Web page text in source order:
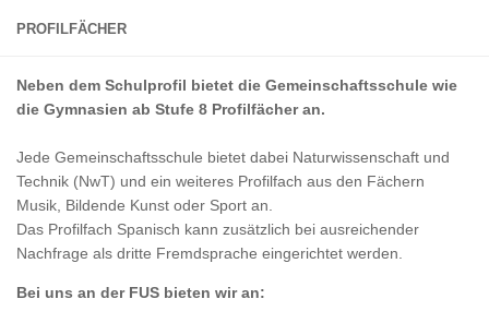
PROFILFÄCHER
Neben dem Schulprofil bietet die Gemeinschaftsschule wie
die Gymnasien ab Stufe 8 Profilfächer an.
Jede Gemeinschaftsschule bietet dabei Naturwissenschaft und
Technik (NwT) und ein weiteres Profilfach aus den Fächern
Musik, Bildende Kunst oder Sport an.
Das Profilfach Spanisch kann zusätzlich bei ausreichender
Nachfrage als dritte Fremdsprache eingerichtet werden.
Bei uns an der FUS bieten wir an: